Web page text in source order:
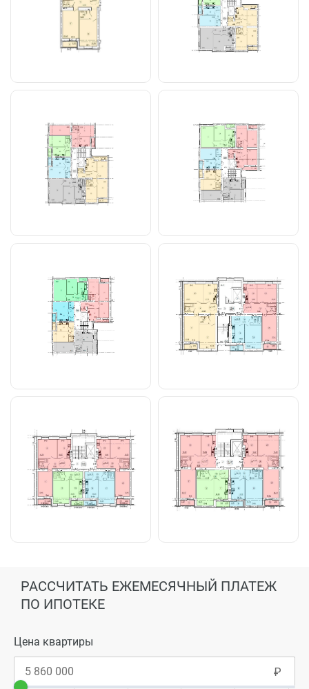
РАССЧИТАТЬ ЕЖЕМЕСЯЧНЫЙ ПЛАТЕЖ
ПО ИПОТЕКЕ
Цена квартиры